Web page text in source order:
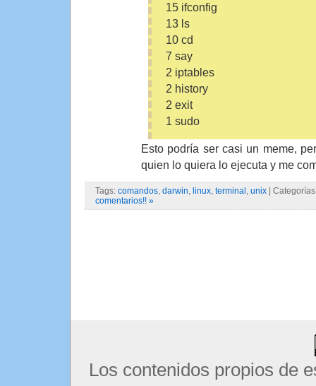
15 ifconfig
13 ls
10 cd
7 say
2 iptables
2 history
2 exit
1 sudo
Esto podría ser casi un meme,
quien lo quiera lo ejecuta y me
Tags: comandos, darwin, linux, terminal , unix |
comentarios!! »
Los contenidos propios de